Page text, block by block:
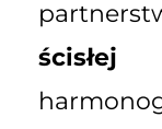
ścisłej